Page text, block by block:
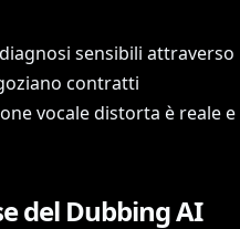
sensibili attraverso
contratti
vocale distorta è reale e
del Dubbing AI